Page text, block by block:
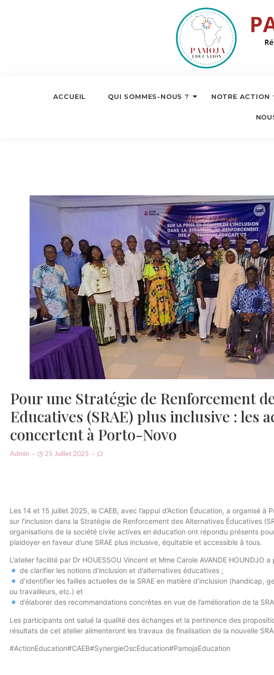
ACCUEIL QUI SOMMES-NOUS ? NOTRE ACTION
Pour une Stratégie de Renforcement
Educatives (SRAE) plus inclusive : les
concertent à Porto-Novo
Admin 25 Juillet 2025
Les 14 et 15 juillet 2025, le CAEB, avec l’appui d’Action Éducation, a organisé à
sur l’inclusion dans la Stratégie de Renforcement des Alternatives Éducatives
organisations de la société civile actives en éducation ont répondu présents
plaidoyer en faveur d’une SRAE plus inclusive, équitable et accessible à tous.
L’atelier facilité par Dr HOUESSOU Vincent et Mme Carole AVANDE HOUNDJO a
de clarifier les notions d’inclusion et d’alternatives éducatives ;
d’identifier les failles actuelles de la SRAE en matière d’inclusion (handicap,
ou travailleurs, etc.) et
d’élaborer des recommandations concrètes en vue de l’amélioration de la
Les participants ont salué la qualité des échanges et la pertinence des
résultats de cet atelier alimenteront les travaux de finalisation de la nouvelle
#ActionEducation#CAEB#SynergieOscEducation#PamojaEducation